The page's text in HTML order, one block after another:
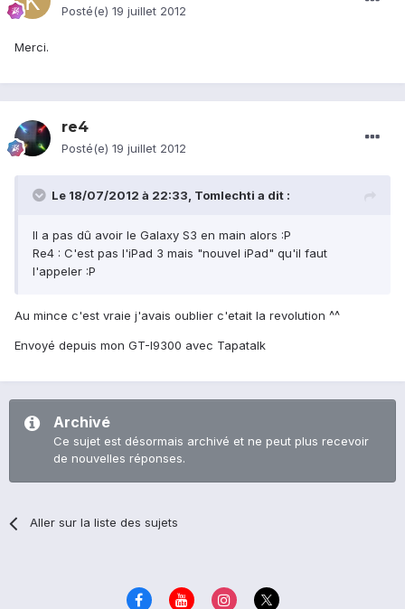
Posté(e) 19 juillet 2012
Merci.
re4
Posté(e) 19 juillet 2012
Le 18/07/2012 à 22:33, Tomlechti a dit :
Il a pas dû avoir le Galaxy S3 en main alors :P
Re4 : C'est pas l'iPad 3 mais "nouvel iPad" qu'il faut
l'appeler :P
Au mince c'est vraie j'avais oublier c'etait la revolution ^^
Envoyé depuis mon GT-I9300 avec Tapatalk
Archivé
Ce sujet est désormais archivé et ne peut plus recevoir
de nouvelles réponses.
Aller sur la liste des sujets